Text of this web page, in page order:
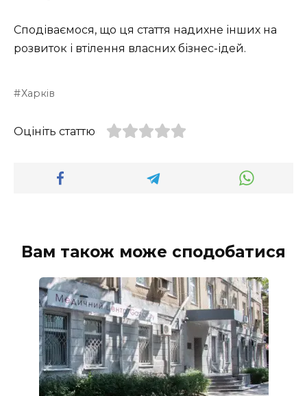
Сподіваємося, що ця стаття надихне інших на
розвиток і втілення власних бізнес-ідей.
Харків
Оцініть статтю
Вам також може сподобатися